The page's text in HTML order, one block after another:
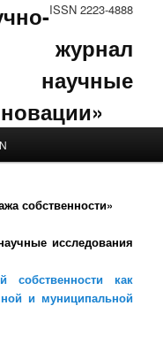
ISSN 2223-4888
журнал
научные
собственности»
исследования
собственности как
и муниципальной